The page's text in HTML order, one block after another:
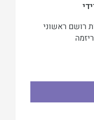
דלתות ב 3 שניות רושם ראשוני